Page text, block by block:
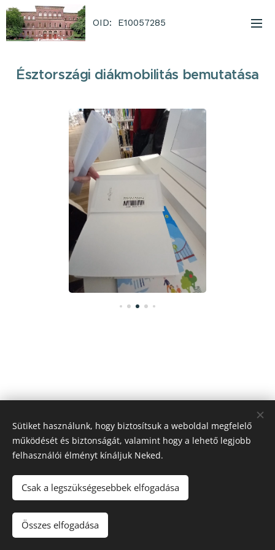
OID: E10057285
Észtországi diákmobilitás bemutatása
© 2022 Minden jog fenntartva
Webnode
Sütiket használunk, hogy biztosítsuk a weboldal megfelelő
működését és biztonságát, valamint hogy a lehető legjobb
felhasználói élményt kínáljuk Neked.
Csak a legszükségesebbek elfogadása
Összes elfogadása